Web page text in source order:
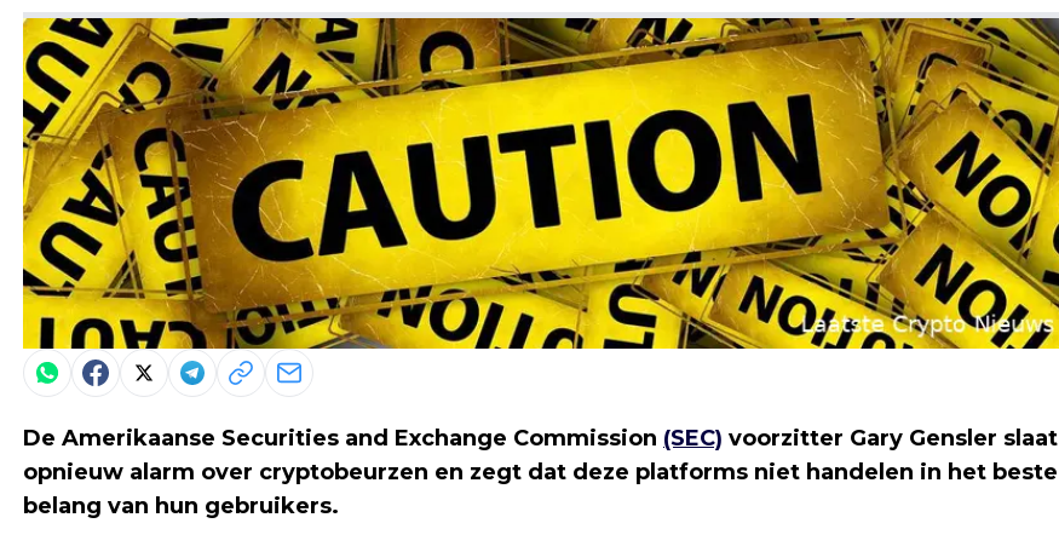
De Amerikaanse Securities and Exchange Commission (SEC) voorzitter Gary Gensler slaat
opnieuw alarm over cryptobeurzen en zegt dat deze platforms niet handelen in het beste
belang van hun gebruikers.